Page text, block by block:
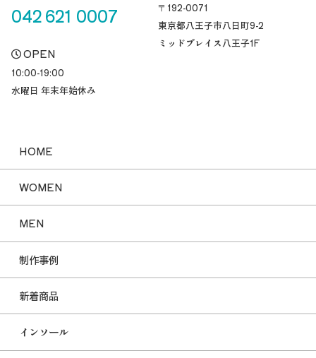
042 621 0007
OPEN
10:00-19:00
水曜日 年末年始休み
〒192-0071
東京都八王子市八日町9-2
ミッドプレイス八王子1F
HOME
WOMEN
MEN
制作事例
新着商品
インソール